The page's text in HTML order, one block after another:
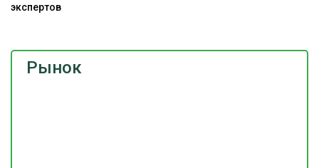
Рынок
экспертов